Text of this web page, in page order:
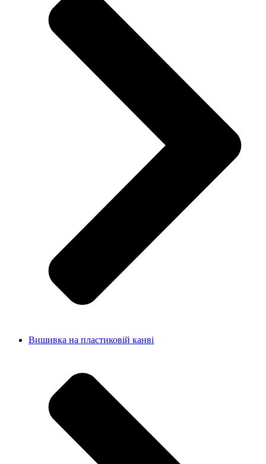
Вишивка на пластиковій канві